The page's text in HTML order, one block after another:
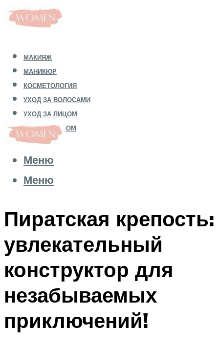
МАКИЯЖ
МАНИКЮР
КОСМЕТОЛОГИЯ
УХОД ЗА ВОЛОСАМИ
УХОД ЗА ЛИЦОМ
УХОД ЗА ТЕЛОМ
Меню
Меню
Пиратская крепость:
увлекательный
конструктор для
незабываемых
приключений!